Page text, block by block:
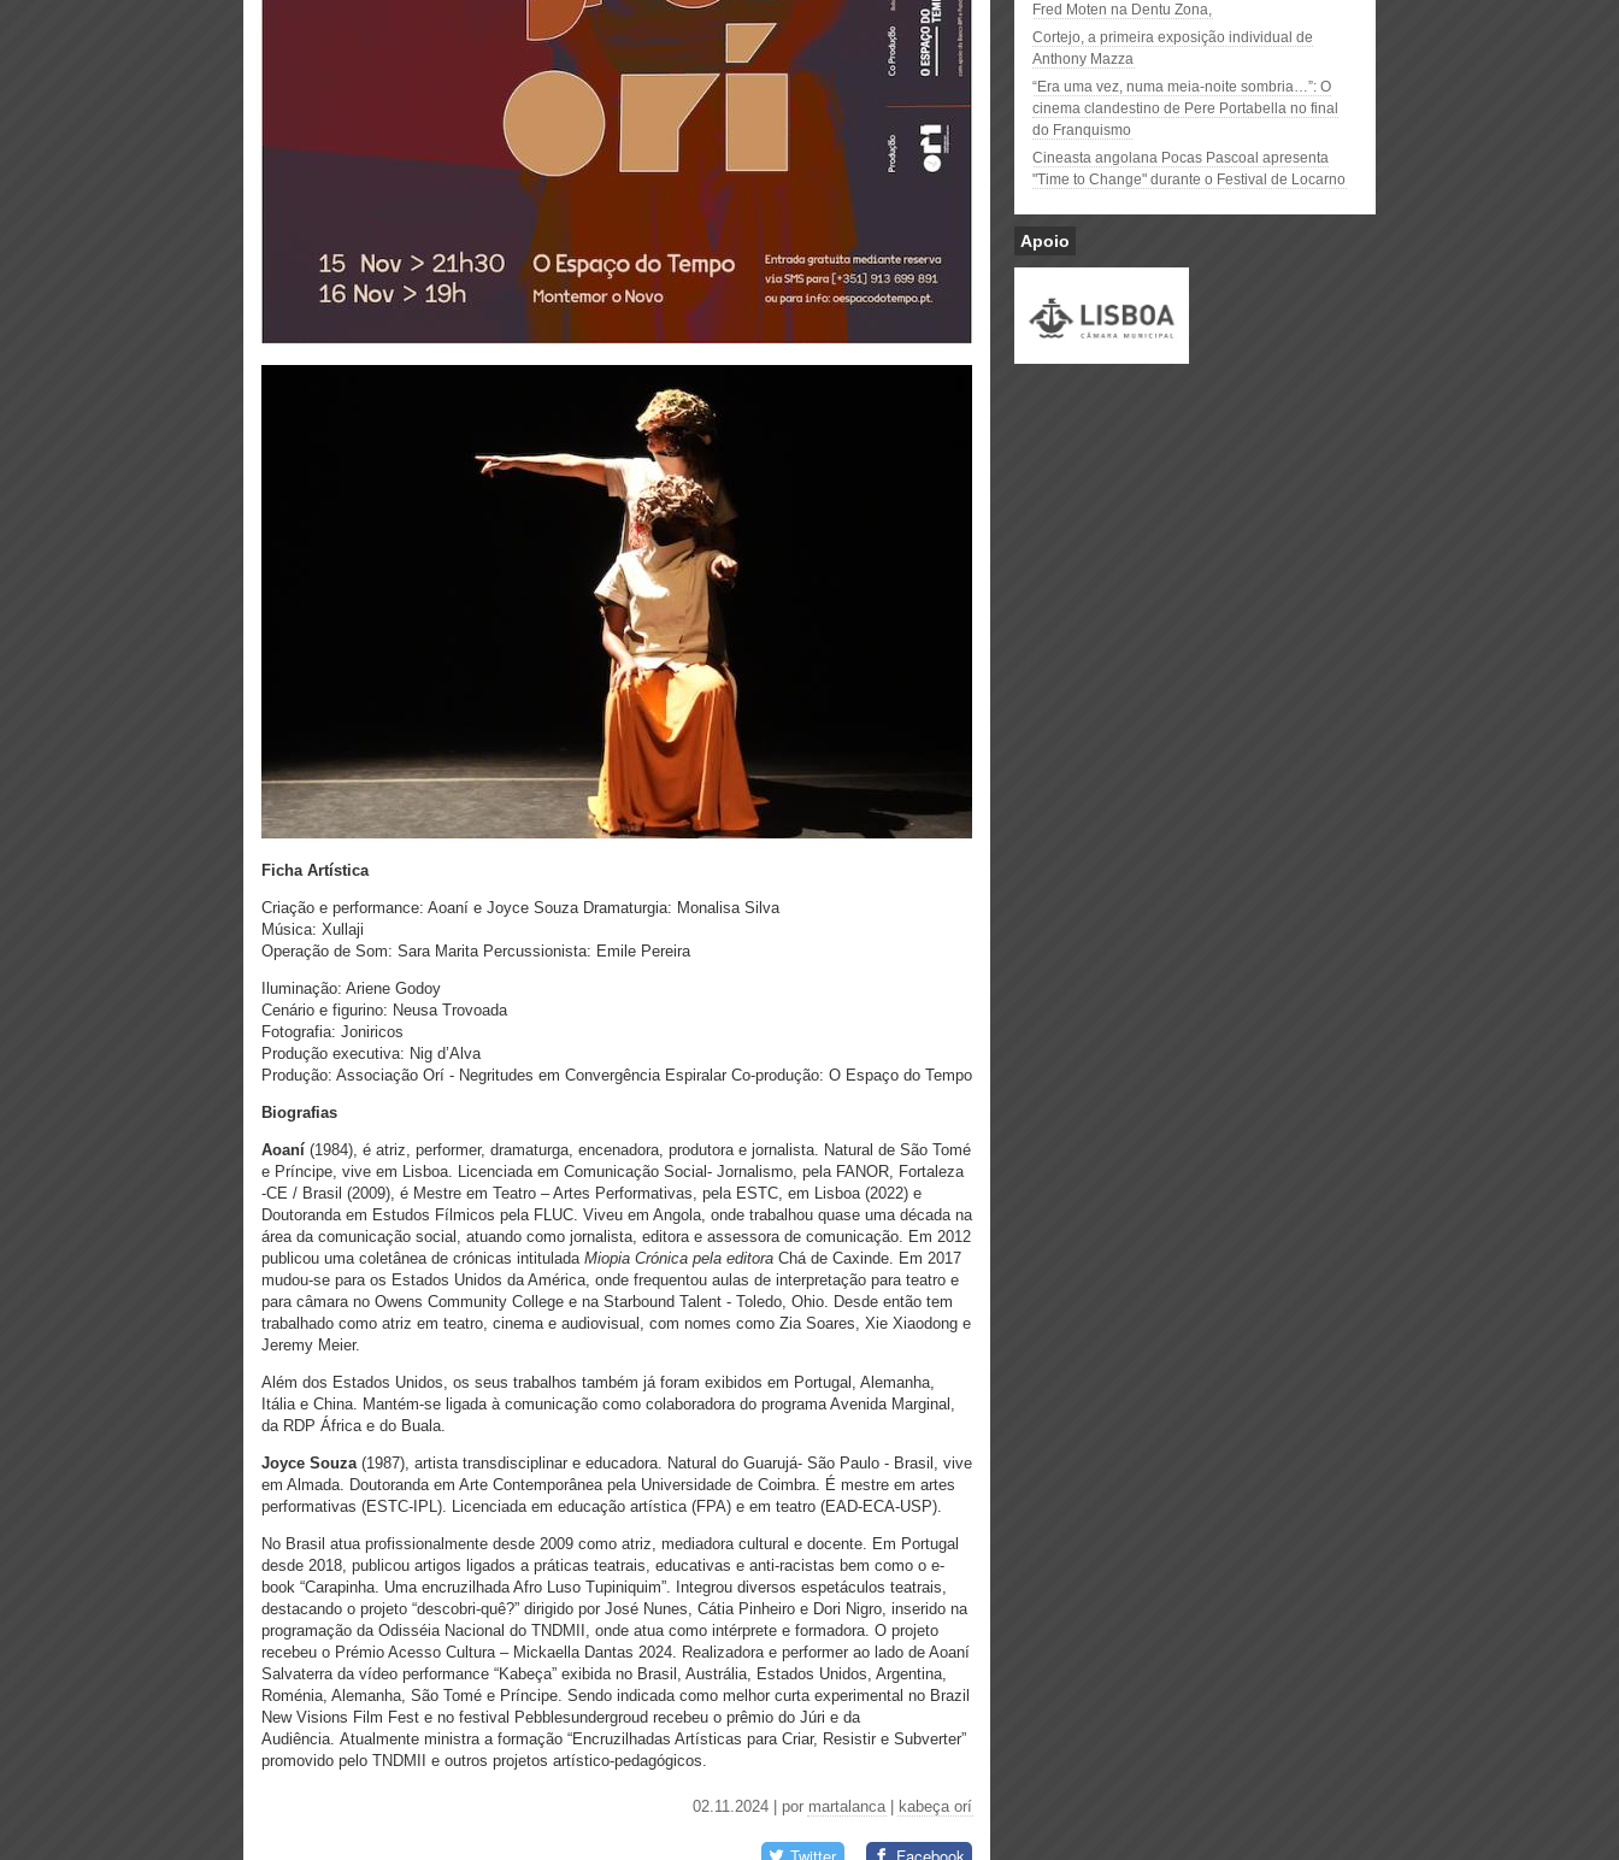
Ficha Artística
Criação e performance: Aoaní e Joyce Souza Dramaturgia: Monalisa Silva
Música: Xullaji
Operação de Som: Sara Marita Percussionista: Emile Pereira
Iluminação: Ariene Godoy
Cenário e figurino: Neusa Trovoada
Fotografia: Joniricos
Produção executiva: Nig d’Alva
Produção: Associação Orí - Negritudes em Convergência Espiralar Co-produção: O Espaço do Tempo
Biografias
Aoaní (1984), é atriz, performer, dramaturga, encenadora, produtora e jornalista. Natural de São Tomé
e Príncipe, vive em Lisboa. Licenciada em Comunicação Social- Jornalismo, pela FANOR, Fortaleza
-CE / Brasil (2009), é Mestre em Teatro – Artes Performativas, pela ESTC, em Lisboa (2022) e
Doutoranda em Estudos Fílmicos pela FLUC. Viveu em Angola, onde trabalhou quase uma década na
área da comunicação social, atuando como jornalista, editora e assessora de comunicação. Em 2012
publicou uma coletânea de crónicas intitulada Miopia Crónica pela editora Chá de Caxinde. Em 2017
mudou-se para os Estados Unidos da América, onde frequentou aulas de interpretação para teatro e
para câmara no Owens Community College e na Starbound Talent - Toledo, Ohio. Desde então tem
trabalhado como atriz em teatro, cinema e audiovisual, com nomes como Zia Soares, Xie Xiaodong e
Jeremy Meier.
Além dos Estados Unidos, os seus trabalhos também já foram exibidos em Portugal, Alemanha,
Itália e China. Mantém-se ligada à comunicação como colaboradora do programa Avenida Marginal,
da RDP África e do Buala.
Joyce Souza(1987), artista transdisciplinar e educadora. Natural do Guarujá- São Paulo - Brasil, vive
em Almada. Doutoranda em Arte Contemporânea pela Universidade de Coimbra. É mestre em artes
performativas (ESTC-IPL). Licenciada em educação artística (FPA) e em teatro (EAD-ECA-USP).
No Brasil atua profissionalmente desde 2009 como atriz, mediadora cultural e docente. Em Portugal
desde 2018, publicou artigos ligados a práticas teatrais, educativas e anti-racistas bem como o e-
book “Carapinha. Uma encruzilhada Afro Luso Tupiniquim”. Integrou diversos espetáculos teatrais,
destacando o projeto “descobri-quê?” dirigido por José Nunes, Cátia Pinheiro e Dori Nigro, inserido na
programação da Odisséia Nacional do TNDMII, onde atua como intérprete e formadora. O projeto
recebeu o Prémio Acesso Cultura – Mickaella Dantas 2024. Realizadora e performer ao lado de Aoaní
Salvaterra da vídeo performance “Kabeça” exibida no Brasil, Austrália, Estados Unidos, Argentina,
Roménia, Alemanha, São Tomé e Príncipe. Sendo indicada como melhor curta experimental no Brazil
New Visions Film Fest e no festival Pebblesundergroud recebeu o prêmio do Júri e da
Audiência. Atualmente ministra a formação “Encruzilhadas Artísticas para Criar, Resistir e Subverter”
promovido pelo TNDMII e outros projetos artístico-pedagógicos.
02.11.2024 | por martalanca| kabeça orí
Fred Moten na Dentu Zona,
Cortejo, a primeira exposição individual de
Anthony Mazza
“Era uma vez, numa meia-noite sombria…”: O
cinema clandestino de Pere Portabella no final
do Franquismo
Cineasta angolana Pocas Pascoal apresenta
"Time to Change" durante o Festival de Locarno
Apoio